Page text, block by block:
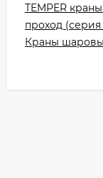
TEMPER
проход (серия
Краны